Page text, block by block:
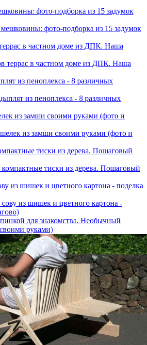
фото-подборка из 15 задумок
в частном доме из ДПК. Наша
из пеноплекса - 8 различных
из замши своими руками (фото и
тиски из дерева. Пошаговый
из шишек и цветного картона - поделка
для знакомства. Необычный
руками)